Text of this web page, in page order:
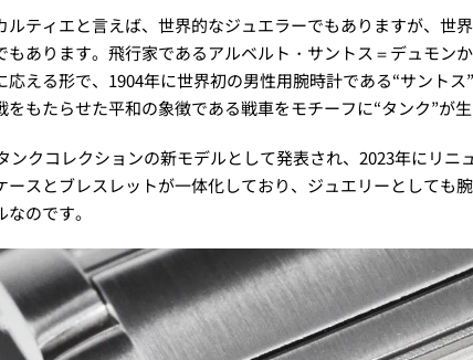
ルティエと言えば、世界的なジュエラーでもありますが、世
もあります。飛行家であるアルベルト・サントス＝デュモン
応える形で、1904年に世界初の男性用腕時計である“サント
をもたらせた平和の象徴である戦車をモチーフに“タンク”が生
ンクコレクションの新モデルとして発表され、2023年にリニ
ースとブレスレットが一体化しており、ジュエリーとしても
のです。